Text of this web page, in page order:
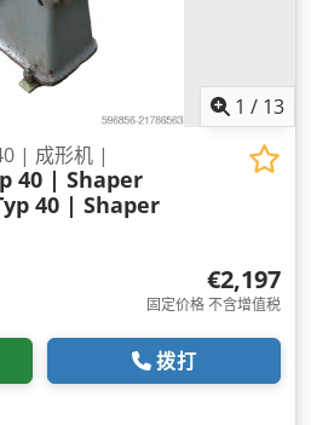
1 / 13
| 成形机 |
40 | Shaper
40 | Shaper
€2,197
固定价格 不含增值税
拨打